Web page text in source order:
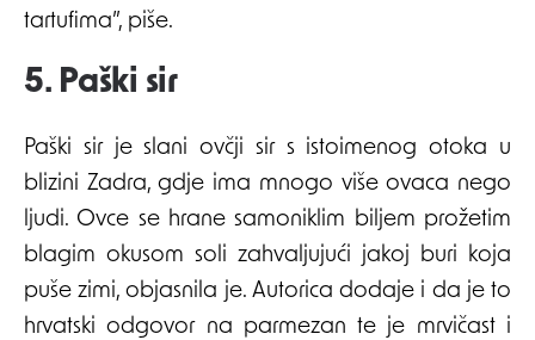
tartufima”, piše.
5. Paški sir
Paški sir je slani ovčji sir s istoimenog otoka u
blizini Zadra, gdje ima mnogo više ovaca nego
ljudi. Ovce se hrane samoniklim biljem prožetim
blagim okusom soli zahvaljujući jakoj buri koja
puše zimi, objasnila je. Autorica dodaje i da je to
hrvatski odgovor na parmezan te je mrvičast i